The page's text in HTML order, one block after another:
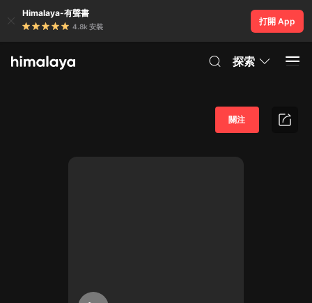
Himalaya-有聲書
4.8k 安裝
打開 App
探索
關注